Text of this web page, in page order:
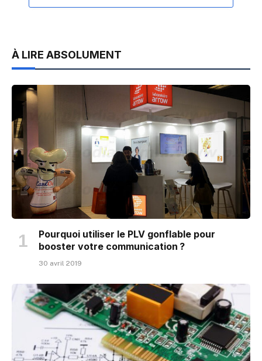
À LIRE ABSOLUMENT
Pourquoi utiliser le PLV gonflable pour
booster votre communication ?
30 avril 2019